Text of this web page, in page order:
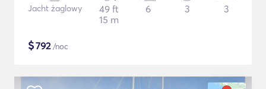
Jacht żaglowy
49 ft
15 m
6 3 3
$792/noc